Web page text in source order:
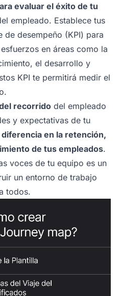
evaluar el éxito de tu
empleado. Establece tus
desempeño (KPI) para
en áreas como la
el desarrollo y
KPI te permitirá medir el
recorrido del empleado
y expectativas de tu
en la retención,
de tus empleados.
voces de tu equipo es un
un entorno de trabajo
todos.